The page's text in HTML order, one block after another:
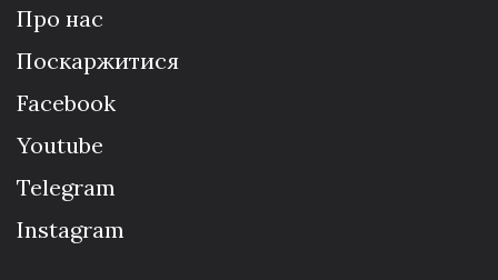
Про нас
Поскаржитися
Facebook
Youtube
Telegram
Instagram